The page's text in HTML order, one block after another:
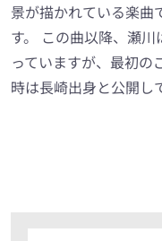
景が描かれている楽曲
す。 この曲以降、瀬
っていますが、最初の
時は長崎出身と公開し